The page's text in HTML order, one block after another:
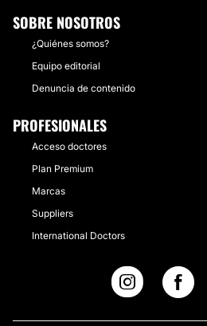
SOBRE NOSOTROS
¿Quiénes somos?
Equipo editorial
Denuncia de contenido
PROFESIONALES
Acceso doctores
Plan Premium
Marcas
Suppliers
International Doctors